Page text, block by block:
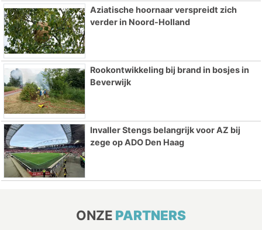
Aziatische hoornaar verspreidt zich
verder in Noord-Holland
Rookontwikkeling bij brand in bosjes in
Beverwijk
Invaller Stengs belangrijk voor AZ bij
zege op ADO Den Haag
ONZE PARTNERS